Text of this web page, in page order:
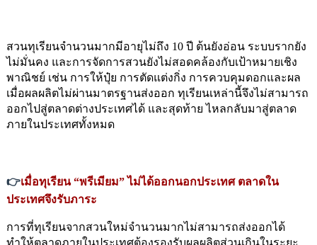
สวนทุเรียนจำนวนมากมีอายุไม่ถึง 10 ปี ต้นยังอ่อน ระบบรากยัง
ไม่มั่นคง และการจัดการสวนยังไม่สอดคล้องกับเป้าหมายเชิง
พาณิชย์ เช่น การให้ปุ๋ย การตัดแต่งกิ่ง การควบคุมดอกและผล
เมื่อผลผลิตไม่ผ่านมาตรฐานส่งออก ทุเรียนเหล่านี้จึงไม่สามารถ
ออกไปสู่ตลาดต่างประเทศได้ และสุดท้าย ไหลกลับมาสู่ตลาด
ภายในประเทศทั้งหมด
👉เมื่อทุเรียน “พรีเมียม” ไม่ได้ออกนอกประเทศ ตลาดใน
ประเทศจึงรับภาระ
การที่ทุเรียนจากสวนใหม่จำนวนมากไม่สามารถส่งออกได้
ทำให้ตลาดภายในประเทศต้องรองรับผลผลิตส่วนเกินในระยะ